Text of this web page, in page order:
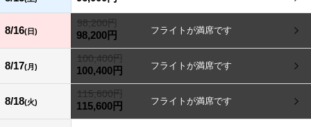
8/16(日)
98,200円
98,200円
8/17(月)
100,400円
100,400円
8/18(火)
115,600円
115,600円